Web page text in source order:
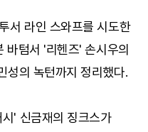
서 라인 스와프를 시도한
바텀서 '리헨즈' 손시우의
성의 녹턴까지 정리했다.
' 신금재의 징크스가